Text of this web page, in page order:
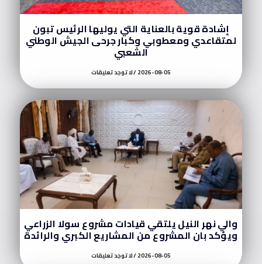
إشادة قوية بالعناية التي يوليها الرئيس تبون
لمتقاعدي ومعطوبي وكبار جرحى الجيش الوطني
الشعبي
2026-08-05 لا توجد تعليقات
والي نهر النيل يلتقي قيادات مشروع سولا الزراعي
ويؤكد بان المشروع من المشاريع الكبري والرائدة
2026-08-05 لا توجد تعليقات